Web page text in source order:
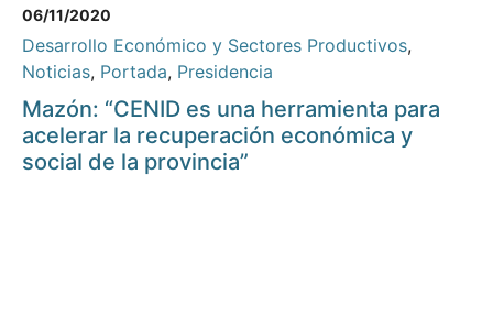
06/11/2020
Desarrollo Económico y Sectores Productivos,
Noticias, Portada, Presidencia
Mazón: “CENID es una herramienta para
acelerar la recuperación económica y
social de la provincia”